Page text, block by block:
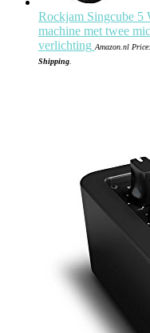
Rockjam Singcube 5
machine met twee
verlichting Amazon.nl Price:
Shipping